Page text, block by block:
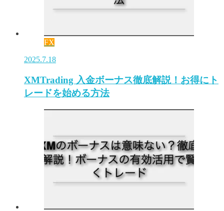
FX
2025.7.18
XMTrading 入金ボーナス徹底解説！お得にト
レードを始める方法